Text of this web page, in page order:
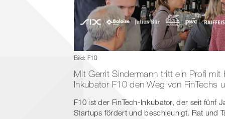
Bild: F10
Mit Gerrit Sindermann tritt ein Profi
Inkubator F10 den Weg von FinTechs
F10 ist der FinTech-Inkubator, der seit fünf
Startups fördert und beschleunigt. Rat und